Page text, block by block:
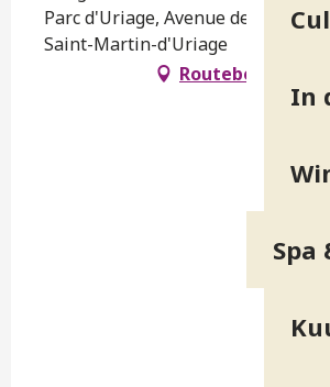
In
Spa
Parc d'Uriage, Avenue des
Saint-Martin-d'Uriage
Routebeschrijving